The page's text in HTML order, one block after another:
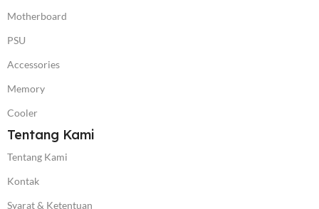
Motherboard
PSU
Accessories
Memory
Cooler
Tentang Kami
Tentang Kami
Kontak
Syarat & Ketentuan